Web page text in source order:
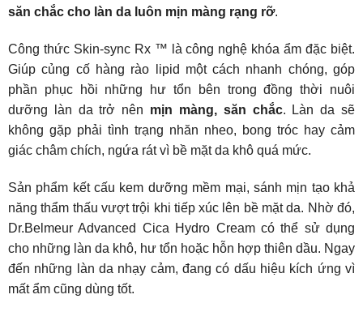
săn chắc cho làn da luôn mịn màng rạng rỡ.
Công thức Skin-sync Rx ™ là công nghệ khóa ẩm đặc biệt.
Giúp củng cố hàng rào lipid một cách nhanh chóng, góp
phần phục hồi những hư tổn bên trong đồng thời nuôi
dưỡng làn da trở nên mịn màng, săn chắc. Làn da sẽ
không gặp phải tình trạng nhăn nheo, bong tróc hay cảm
giác châm chích, ngứa rát vì bề mặt da khô quá mức.
Sản phẩm kết cấu kem dưỡng mềm mại, sánh mịn tạo khả
năng thẩm thấu vượt trội khi tiếp xúc lên bề mặt da. Nhờ đó,
Dr.Belmeur Advanced Cica Hydro Cream có thể sử dụng
cho những làn da khô, hư tổn hoặc hỗn hợp thiên dầu. Ngay
đến những làn da nhạy cảm, đang có dấu hiệu kích ứng vì
mất ẩm cũng dùng tốt.